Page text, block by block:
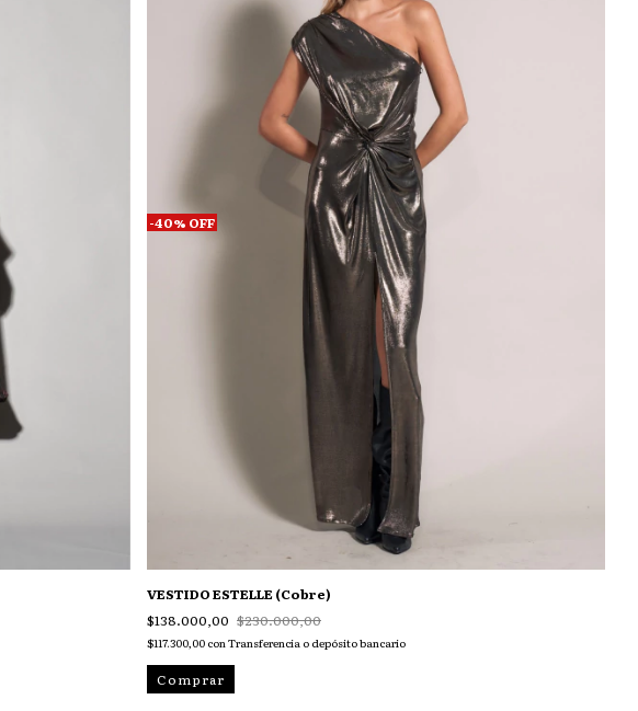
-40% OFF
VESTIDO ESTELLE (Cobre)
$138.000,00 $230.000,00
$117.300,00 conTransferencia o depósito bancario
Comprar